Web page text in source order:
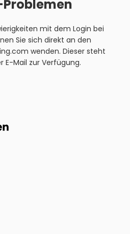
mit dem Login bei
Sie sich direkt an den
wenden. Dieser steht
E-Mail zur Verfügung.